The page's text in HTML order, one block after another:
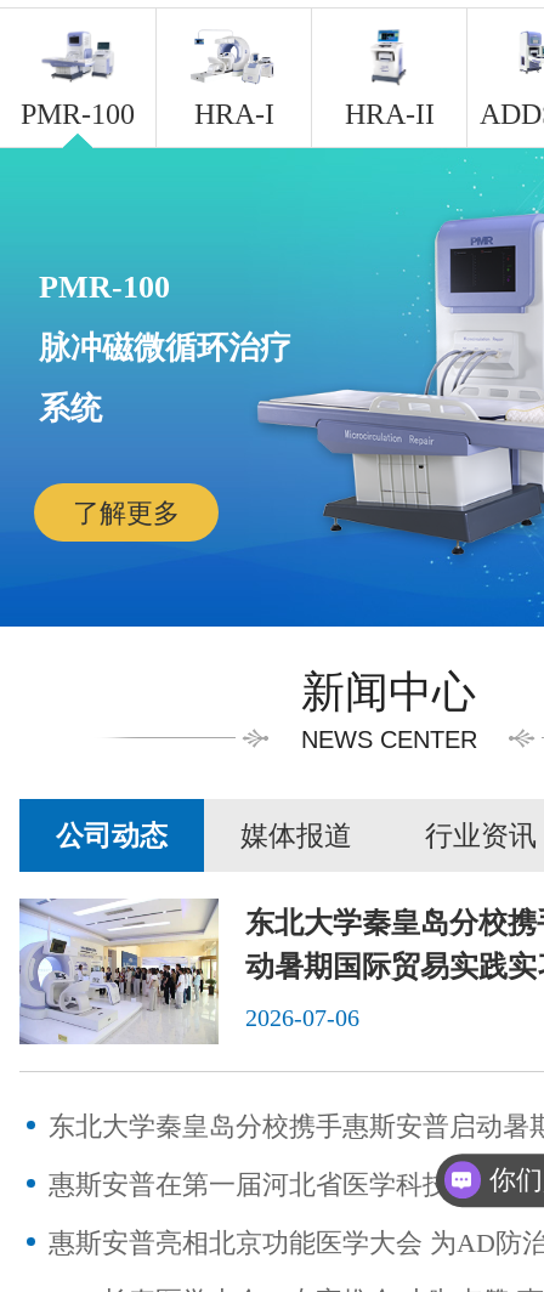
PMR-100 HRA-I HRA-II
PMR-100
脉冲磁微循环治疗
系统
了解更多
新闻中心
NEWS CENTER
公司动态 媒体报道 行业资讯
东北大学秦皇岛分校
动暑期国际贸易实践实
2026-07-06
你